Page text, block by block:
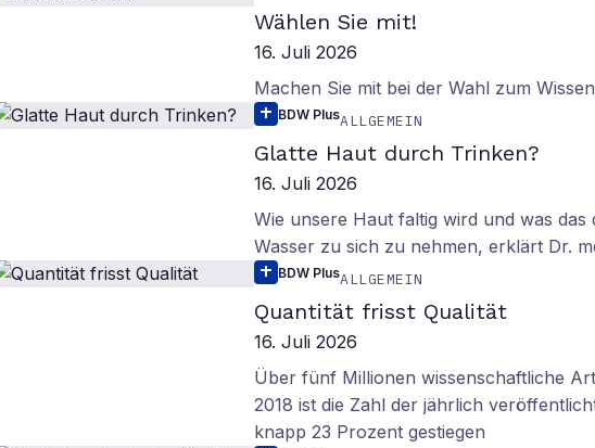
Wählen Sie mit!
16. Juli 2026
Machen Sie mit bei der Wahl zum
BDW PlusALLGEMEIN
Glatte Haut durch Trinken?
16. Juli 2026
Wie unsere Haut faltig wird und was das
Wasser zu sich zu nehmen, erklärt Dr.
BDW PlusALLGEMEIN
Quantität frisst Qualität
16. Juli 2026
Über fünf Millionen wissenschaftliche
2018 ist die Zahl der jährlich
knapp 23 Prozent gestiegen